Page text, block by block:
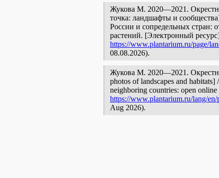
Жукова М. 2020—2021.
точка: ландшафты и
России и сопредельных стран:
растений. [Электронный
https://www.plantarium.ru/page/
08.08.2026).
Жукова М. 2020—2021.
photos of landscapes and
neighboring countries: open
https://www.plantarium.ru/lang/
Aug 2026).